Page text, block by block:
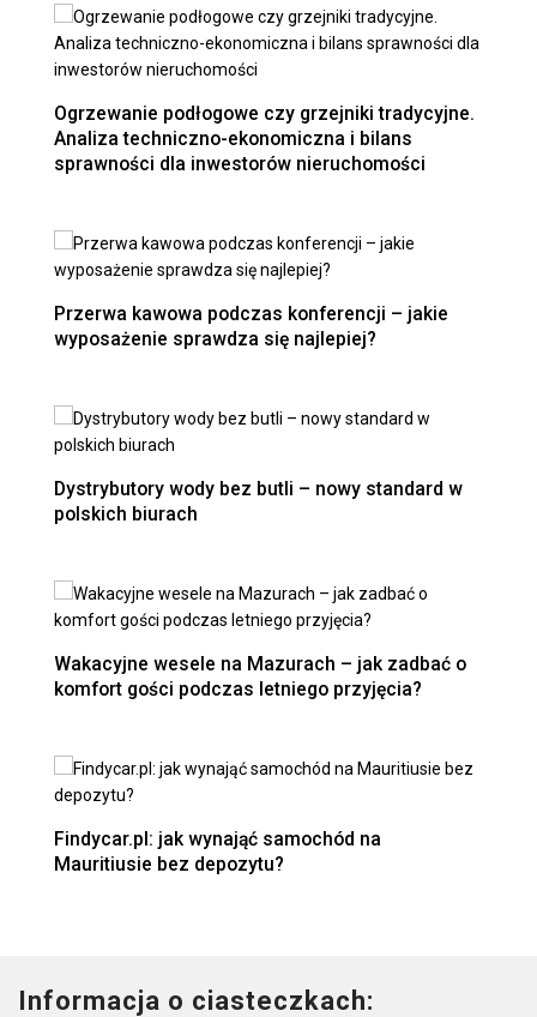
Ogrzewanie podłogowe czy grzejniki tradycyjne.
Analiza techniczno-ekonomiczna i bilans
sprawności dla inwestorów nieruchomości
Przerwa kawowa podczas konferencji – jakie
wyposażenie sprawdza się najlepiej?
Dystrybutory wody bez butli – nowy standard w
polskich biurach
Wakacyjne wesele na Mazurach – jak zadbać o
komfort gości podczas letniego przyjęcia?
Findycar.pl: jak wynająć samochód na
Mauritiusie bez depozytu?
Informacja o ciasteczkach: